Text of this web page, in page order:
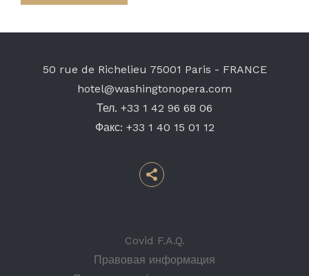
50 rue de Richelieu 75001 Paris - FRANCE
hotel@washingtonopera.com
Тел. +33 1 42 96 68 06
Факс: +33 1 40 15 01 12
Covid F.A.Q.
Правовая информация